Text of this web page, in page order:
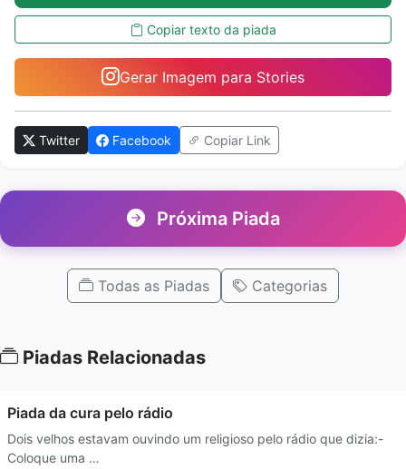
Copiar texto da piada
Gerar Imagem para Stories
Twitter Facebook Copiar Link
Próxima Piada
Todas as Piadas Categorias
Piadas Relacionadas
Piada da cura pelo rádio
Dois velhos estavam ouvindo um religioso pelo rádio que dizia:-
Coloque uma …